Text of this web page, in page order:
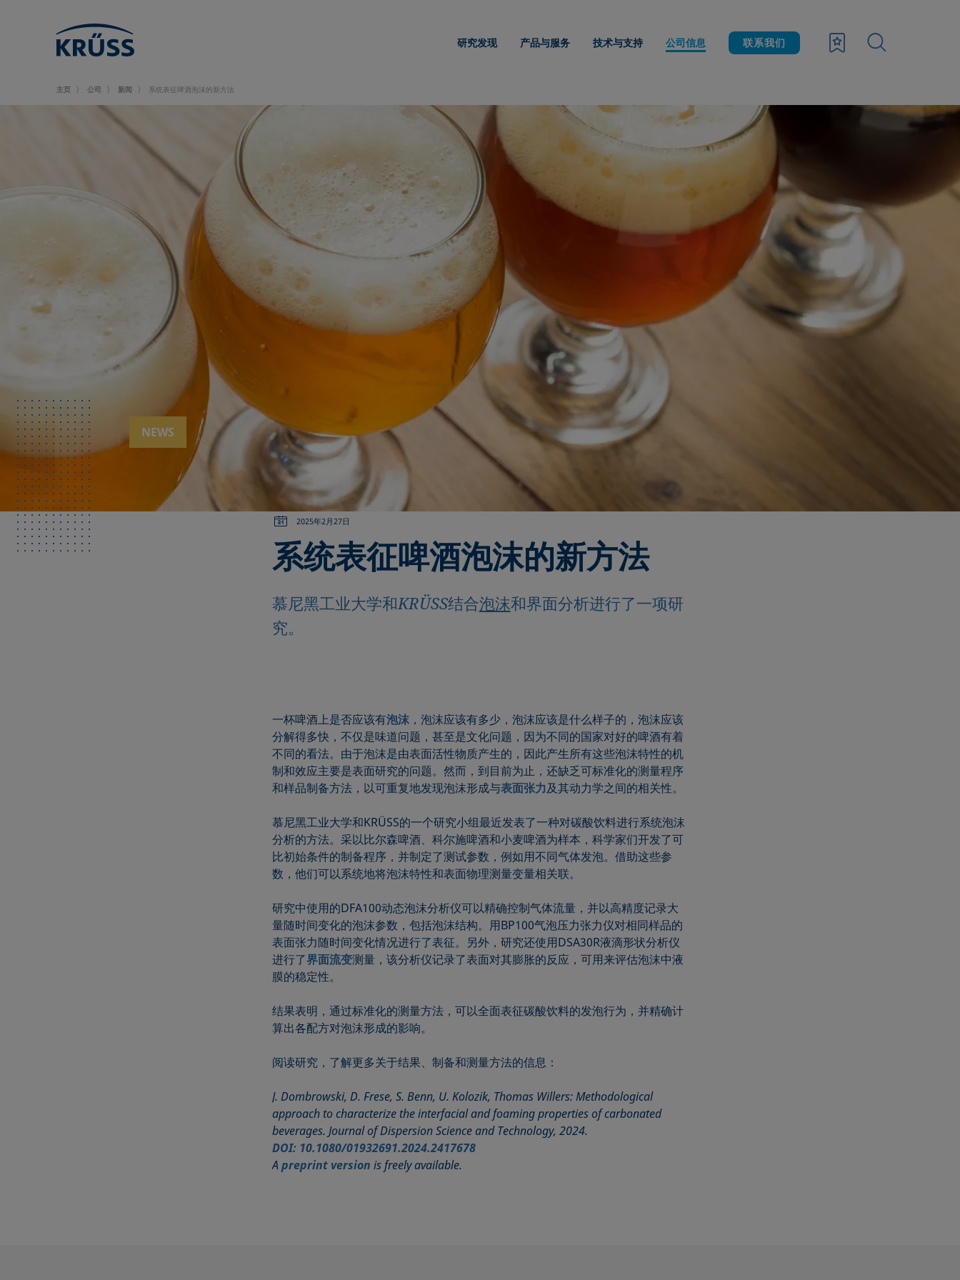
研究发现 产品与服务 技术与支持 公司信息 联系我们
主页 公司 新闻 系统表征啤酒泡沫的新方法
NEWS
2025年2月27日
系统表征啤酒泡沫的新方法
慕尼黑工业大学和KRÜSS结合泡沫和界面分析进行了一项研
究。
一杯啤酒上是否应该有泡沫，泡沫应该有多少，泡沫应该是什么样子的，泡沫应该
分解得多快，不仅是味道问题，甚至是文化问题，因为不同的国家对好的啤酒有着
不同的看法。由于泡沫是由表面活性物质产生的，因此产生所有这些泡沫特性的机
制和效应主要是表面研究的问题。然而，到目前为止，还缺乏可标准化的测量程序
和样品制备方法，以可重复地发现泡沫形成与表面张力及其动力学之间的相关性。
慕尼黑工业大学和KRÜSS的一个研究小组最近发表了一种对碳酸饮料进行系统泡沫
分析的方法。采以比尔森啤酒、科尔施啤酒和小麦啤酒为样本，科学家们开发了可
比初始条件的制备程序，并制定了测试参数，例如用不同气体发泡。借助这些参
数，他们可以系统地将泡沫特性和表面物理测量变量相关联。
研究中使用的DFA100动态泡沫分析仪可以精确控制气体流量，并以高精度记录大
量随时间变化的泡沫参数，包括泡沫结构。用BP100气泡压力张力仪对相同样品的
表面张力随时间变化情况进行了表征。另外，研究还使用DSA30R液滴形状分析仪
进行了界面流变测量，该分析仪记录了表面对其膨胀的反应，可用来评估泡沫中液
膜的稳定性。
结果表明，通过标准化的测量方法，可以全面表征碳酸饮料的发泡行为，并精确计
算出各配方对泡沫形成的影响。
阅读研究，了解更多关于结果、制备和测量方法的信息：
J. Dombrowski, D. Frese, S. Benn, U. Kolozik, Thomas Willers: Methodological
approach to characterize the interfacial and foaming properties of carbonated
beverages. Journal of Dispersion Science and Technology, 2024.
DOI: 10.1080/01932691.2024.2417678
A preprint version is freely available.